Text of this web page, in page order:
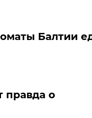
Балтии
правда о